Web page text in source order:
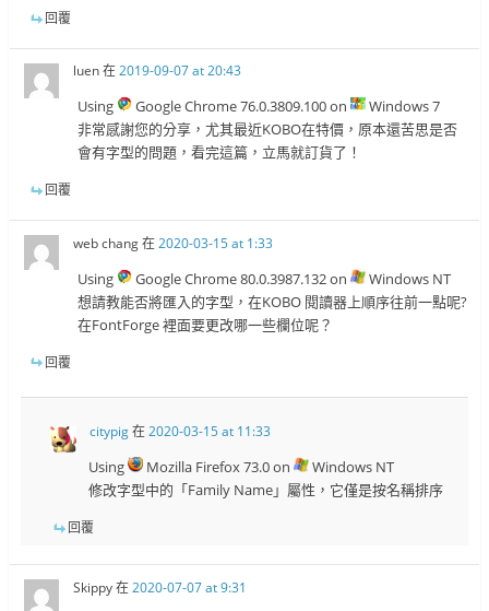
回覆
luen在2019-09-07 at 20:43
Using Google Chrome 76.0.3809.100 on
Windows 7
非常感謝您的分享，尤其最近KOBO在特價，原本還苦思是否
會有字型的問題，看完這篇，立馬就訂貨了！
回覆
web chang在2020-03-15 at 1:33
Using Google Chrome 80.0.3987.132 on
Windows NT
想請教能否將匯入的字型，在KOBO 閱讀器上順序往前一點呢?
在FontForge 裡面要更改哪一些欄位呢？
回覆
citypig在2020-03-15 at 11:33
Using Mozilla Firefox 73.0 on
Windows NT
修改字型中的「Family Name」屬性，它僅是按名稱排序
回覆
Skippy在2020-07-07 at 9:31